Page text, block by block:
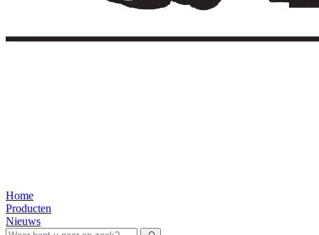
Home
Producten
Nieuws